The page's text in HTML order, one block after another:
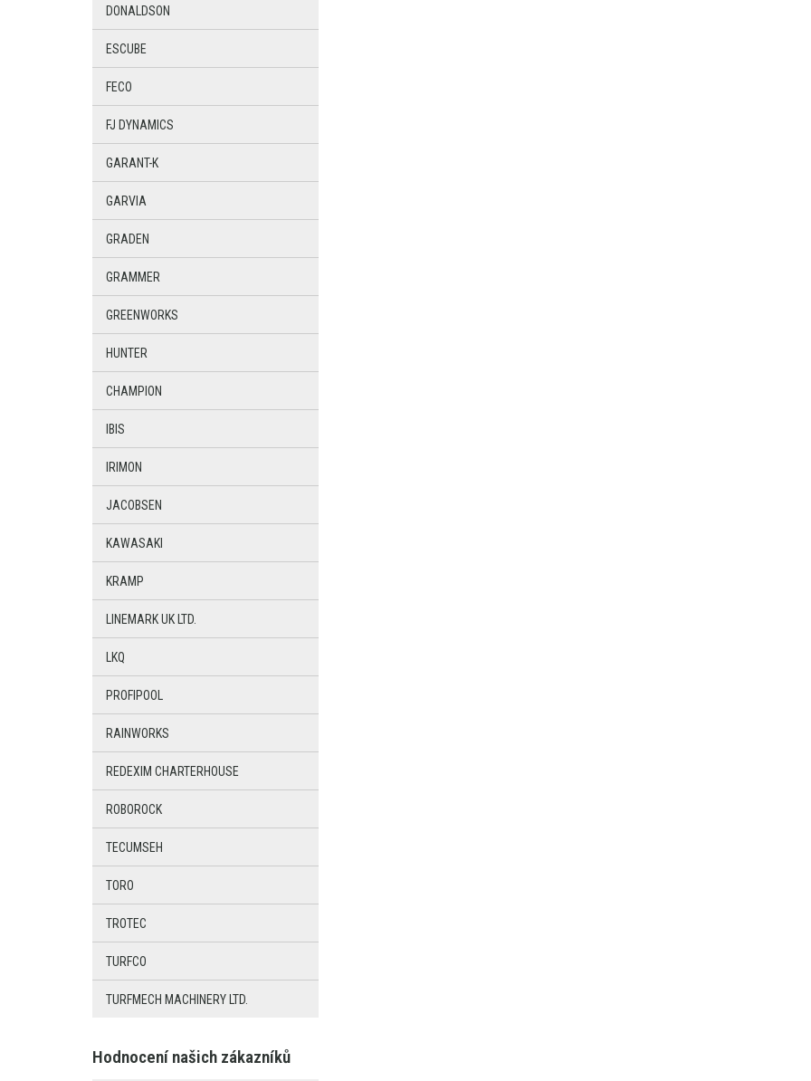
DONALDSON
ESCUBE
FECO
FJ DYNAMICS
GARANT-K
GARVIA
GRADEN
GRAMMER
GREENWORKS
HUNTER
CHAMPION
IBIS
IRIMON
JACOBSEN
KAWASAKI
KRAMP
LINEMARK UK LTD.
LKQ
PROFIPOOL
RAINWORKS
REDEXIM CHARTERHOUSE
ROBOROCK
TECUMSEH
TORO
TROTEC
TURFCO
TURFMECH MACHINERY LTD.
Hodnocení našich zákazníků